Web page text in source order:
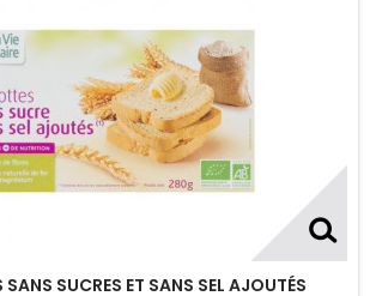
SUCRES ET SANS SEL AJOUTÉS